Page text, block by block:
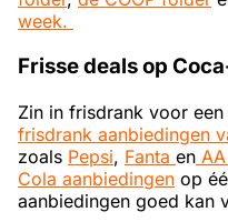
week.
Frisse deals op
Zin in frisdrank voor
frisdrank aanbiedingen
zoals Pepsi, Fanta en
Cola aanbiedingen op
aanbiedingen goed kan